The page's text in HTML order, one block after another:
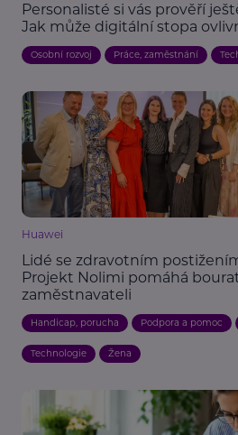
Personalisté si vás prověří
Jak může digitální stopa
Osobní rozvoj Práce, zaměstnání
Huawei
Lidé se zdravotním
Projekt Nolimi pomáhá
zaměstnavateli
Handicap, porucha Podpora a pomoc
Technologie Žena